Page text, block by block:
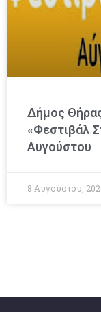
Δήμος
«Φεστιβάλ
Αυγούστου
8 Αυγούστου,